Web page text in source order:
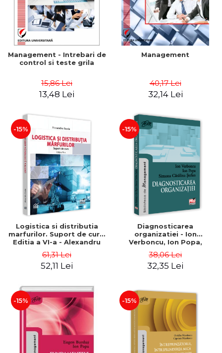
Management - Intrebari de
control si teste grila
15,86 Lei
13,48 Lei
Management
40,17 Lei
32,14 Lei
-15%
Logistica si distributia
marfurilor. Suport de curs.
Editia a VI-a - Alexandru
61,31 Lei
52,11 Lei
-15%
Diagnosticarea
organizatiei - Ion
Verboncu, Ion Popa,
38,06 Lei
32,35 Lei
-15% -15%